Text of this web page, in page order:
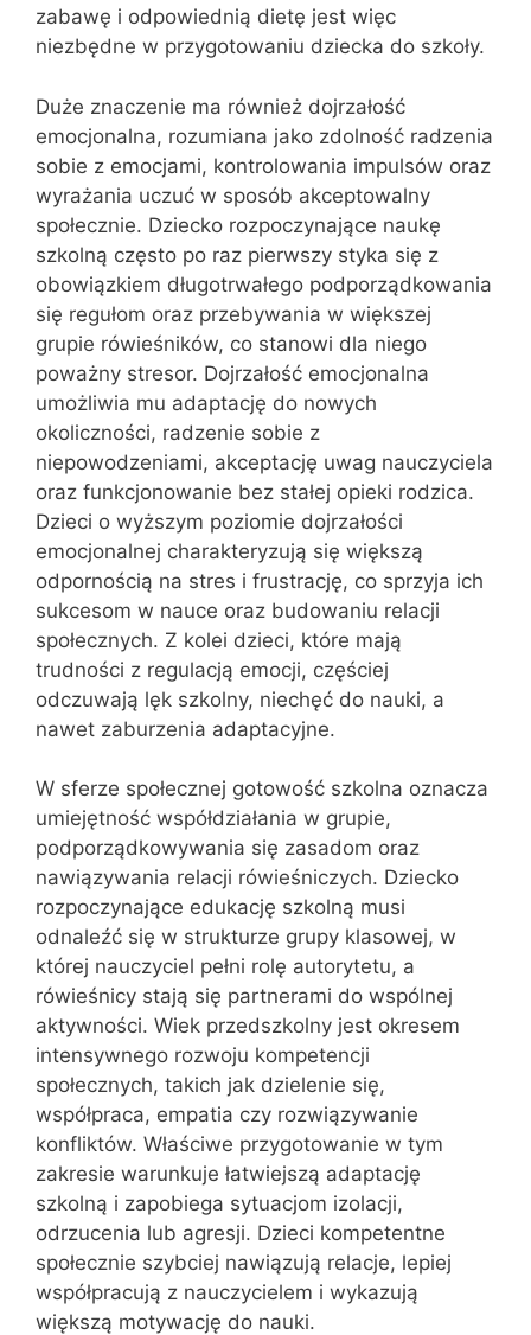
zabawę i odpowiednią dietę jest więc
niezbędne w przygotowaniu dziecka do szkoły.
Duże znaczenie ma również dojrzałość
emocjonalna, rozumiana jako zdolność radzenia
sobie z emocjami, kontrolowania impulsów oraz
wyrażania uczuć w sposób akceptowalny
społecznie. Dziecko rozpoczynające naukę
szkolną często po raz pierwszy styka się z
obowiązkiem długotrwałego podporządkowania
się regułom oraz przebywania w większej
grupie rówieśników, co stanowi dla niego
poważny stresor. Dojrzałość emocjonalna
umożliwia mu adaptację do nowych
okoliczności, radzenie sobie z
niepowodzeniami, akceptację uwag nauczyciela
oraz funkcjonowanie bez stałej opieki rodzica.
Dzieci o wyższym poziomie dojrzałości
emocjonalnej charakteryzują się większą
odpornością na stres i frustrację, co sprzyja ich
sukcesom w nauce oraz budowaniu relacji
społecznych. Z kolei dzieci, które mają
trudności z regulacją emocji, częściej
odczuwają lęk szkolny, niechęć do nauki, a
nawet zaburzenia adaptacyjne.
W sferze społecznej gotowość szkolna oznacza
umiejętność współdziałania w grupie,
podporządkowywania się zasadom oraz
nawiązywania relacji rówieśniczych. Dziecko
rozpoczynające edukację szkolną musi
odnaleźć się w strukturze grupy klasowej, w
której nauczyciel pełni rolę autorytetu, a
rówieśnicy stają się partnerami do wspólnej
aktywności. Wiek przedszkolny jest okresem
intensywnego rozwoju kompetencji
społecznych, takich jak dzielenie się,
współpraca, empatia czy rozwiązywanie
konfliktów. Właściwe przygotowanie w tym
zakresie warunkuje łatwiejszą adaptację
szkolną i zapobiega sytuacjom izolacji,
odrzucenia lub agresji. Dzieci kompetentne
społecznie szybciej nawiązują relacje, lepiej
współpracują z nauczycielem i wykazują
większą motywację do nauki.